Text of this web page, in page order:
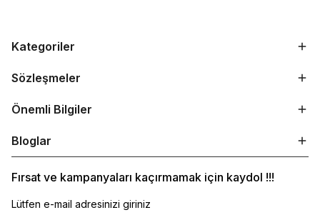
Kategoriler
Sözleşmeler
Önemli Bilgiler
Bloglar
Fırsat ve kampanyaları kaçırmamak için kaydol !!!
Lütfen e-mail adresinizi giriniz